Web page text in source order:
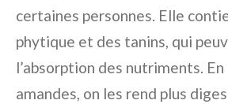
certaines personnes. Elle
phytique et des tanins, qui
l’absorption des nutriments.
amandes, on les rend plus